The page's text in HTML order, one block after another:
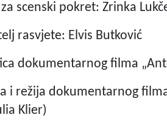
scenski pokret: Zrinka
rasvjete: Elvis Butković
dokumentarnog filma
i režija dokumentarnog
Klier)